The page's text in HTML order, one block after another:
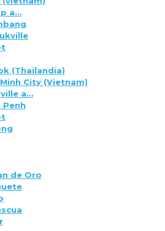
a…
(Thailandia)
City (Vietnam)
a…
Penh
de Oro